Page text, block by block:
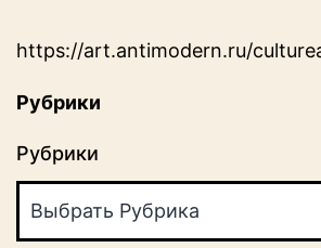
https://art.antimodern.ru/
Рубрики
Рубрики